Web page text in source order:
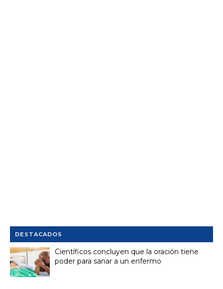
DESTACADOS
Científicos concluyen que la oración tiene
poder para sanar a un enfermo